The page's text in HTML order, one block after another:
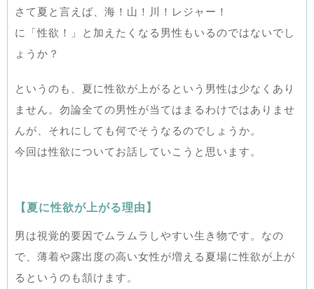
さて夏と言えば、海！山！川！レジャー！
に「性欲！」と加えたくなる男性もいるのではないでし
ょうか？
というのも、夏に性欲が上がるという男性は少なくあり
ません。勿論全ての男性が当てはまるわけではありませ
んが、それにしても何でそうなるのでしょうか。
今回は性欲についてお話していこうと思います。
【夏に性欲が上がる理由】
男は視覚的要因でムラムラしやすい生き物です。なの
で、薄着や露出度の高い女性が増える夏場に性欲が上が
るというのも頷けます。